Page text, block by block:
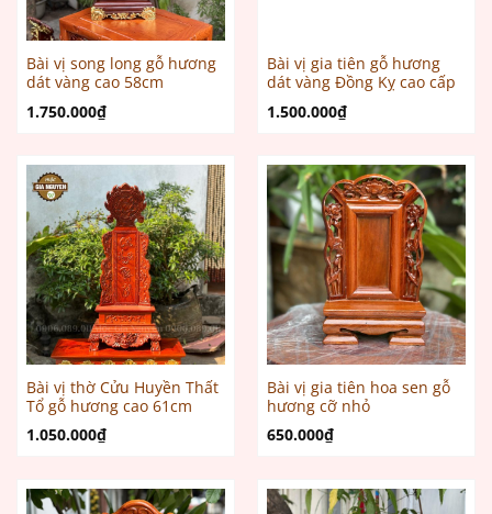
Bài vị song long gỗ hương
dát vàng cao 58cm
1.750.000₫
Bài vị gia tiên gỗ hương
dát vàng Đồng Kỵ cao cấp
1.500.000₫
Bài vị thờ Cửu Huyền Thất
Tổ gỗ hương cao 61cm
1.050.000₫
Bài vị gia tiên hoa sen gỗ
hương cỡ nhỏ
650.000₫